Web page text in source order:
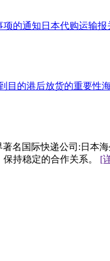
项的通知 日本代购运输报
目的港后放货的重要性
国际快递公司:日本
持稳定的合作关系。 [